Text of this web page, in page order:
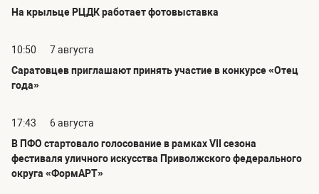
На крыльце РЦДК работает фотовыставка
10:50
7 августа
Саратовцев приглашают принять участие в конкурсе «Отец
года»
17:43
6 августа
В ПФО стартовало голосование в рамках VII сезона
фестиваля уличного искусства Приволжского федерального
округа «ФормАРТ»